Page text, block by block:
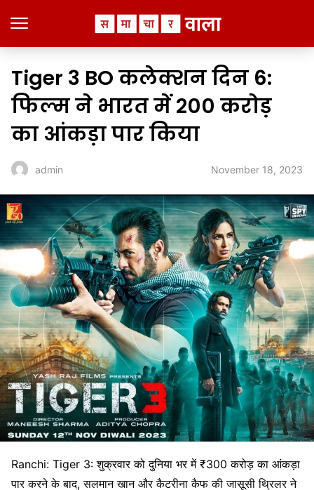
Tiger 3 BO कलेक्शन दिन 6:
फिल्म ने भारत में ₹200 करोड़
का आंकड़ा पार किया
admin November 18, 2023
Ranchi: Tiger 3: शुक्रवार को दुनिया भर में ₹300 करोड़ का आंकड़ा
पार करने के बाद, सलमान खान और कैटरीना कैफ की जासूसी थ्रिलर ने